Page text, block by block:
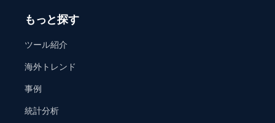
もっと探す
ツール紹介
海外トレンド
事例
統計分析